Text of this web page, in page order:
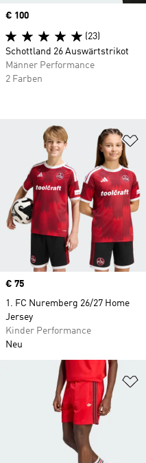
Price
€ 75
1. FC Nuremberg 26/27 Home
Jersey
Kinder Performance
Neu
Price
€ 100
(23)
Schottland 26 Auswärtstrikot
Männer Performance
2 Farben